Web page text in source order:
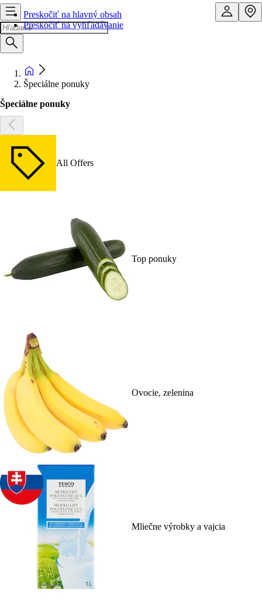
Preskočiť na hlavný obsah
Preskočiť na vyhľadávanie
Špeciálne ponuky
Špeciálne ponuky
All Offers
Top ponuky
Ovocie, zelenina
Mliečne výrobky a vajcia